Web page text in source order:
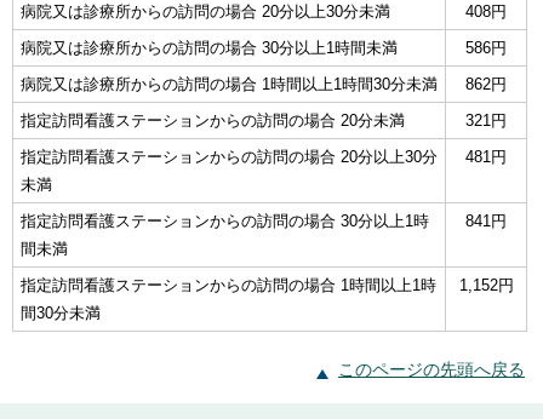
病院又は診療所からの訪問の場合 20分以上30分未満
408円
病院又は診療所からの訪問の場合 30分以上1時間未満
586円
病院又は診療所からの訪問の場合 1時間以上1時間30分未満
862円
指定訪問看護ステーションからの訪問の場合 20分未満
321円
指定訪問看護ステーションからの訪問の場合 20分以上30分
未満
481円
指定訪問看護ステーションからの訪問の場合 30分以上1時
間未満
841円
指定訪問看護ステーションからの訪問の場合 1時間以上1時
間30分未満
1,152円
このページの先頭へ戻る